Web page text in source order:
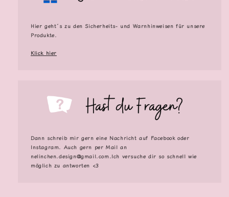
Hier geht´s zu den Sicherheits- und Warnhinweisen für unsere
Produkte.
Klick hier
Dann schreib mir gern eine Nachricht auf Facebook oder
Instagram. Auch gern per Mail an
nelinchen.design@gmail.com.Ich versuche dir so schnell wie
möglich zu antworten <3